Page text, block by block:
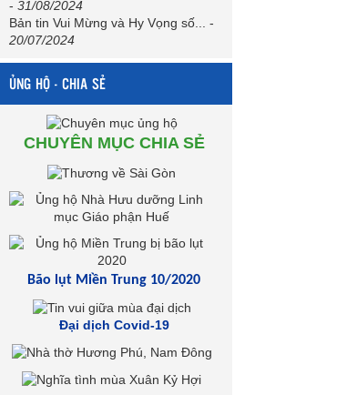
- 31/08/2024
Bản tin Vui Mừng và Hy Vọng số...
-
20/07/2024
ỦNG HỘ - CHIA SẺ
CHUYÊN MỤC CHIA SẺ
Bão lụt Miền Trung 10/2020
Đại dịch Covid-19